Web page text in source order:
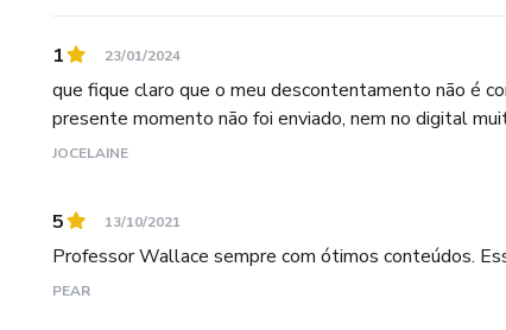
1 23/01/2024
que fique claro que o meu descontentamento não é
presente momento não foi enviado, nem no digital
JOCELAINE
5 13/10/2021
Professor Wallace sempre com ótimos conteúdos.
PEAR